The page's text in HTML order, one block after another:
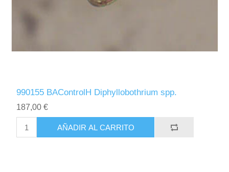
990155 BAControlH Diphyllobothrium spp.
187,00 €
AÑADIR AL CARRITO